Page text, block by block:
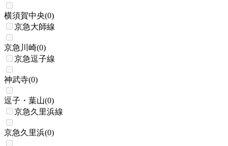
横須賀中央(0)
京急大師線
京急川崎(0)
京急逗子線
神武寺(0)
逗子・葉山(0)
京急久里浜線
京急久里浜(0)